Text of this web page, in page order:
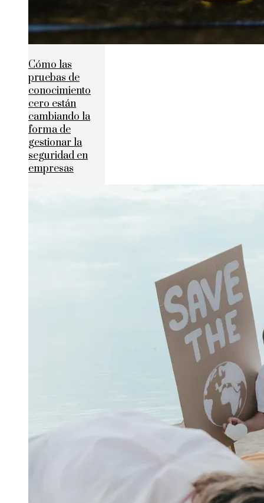
Cómo las
pruebas de
conocimiento
cero están
cambiando la
forma de
gestionar la
seguridad en
empresas